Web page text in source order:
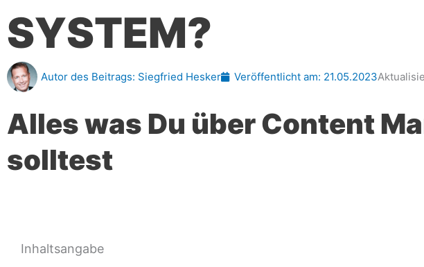
SYSTEM?
Autor des Beitrags: Siegfried Hesker Veröffentlicht am: 21.05.2023
Alles was Du über Content
solltest
Inhaltsangabe